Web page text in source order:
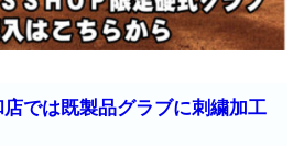
では既製品グラブに刺繍加工